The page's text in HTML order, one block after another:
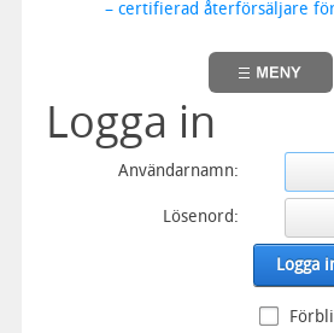
– certifierad återförsäljare
Logga in
Användarnamn:
Lösenord:
Logga in